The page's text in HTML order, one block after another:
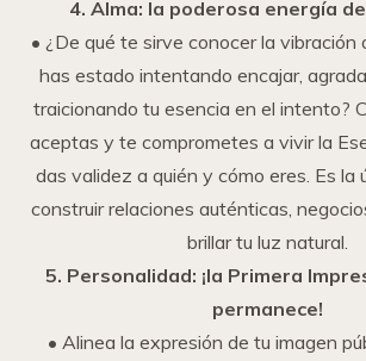
4. Alma: la poderosa energía
• ¿De qué te sirve conocer la vibración
has estado intentando encajar,
traicionando tu esencia en el intento?
aceptas y te comprometes a vivir la
das validez a quién y cómo eres. Es la
construir relaciones auténticas,
brillar tu luz natural.
5. Personalidad: ¡la Primera
permanece!
• Alinea la expresión de tu imagen